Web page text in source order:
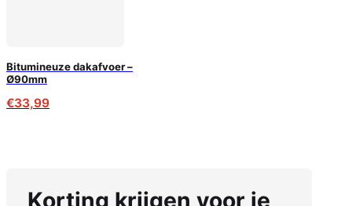
Bitumineuze dakafvoer –
Ø90mm
€33,99
Korting krijgen voor je